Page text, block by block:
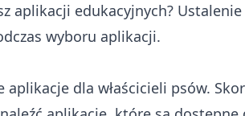
aplikacji edukacyjnych?
wyboru aplikacji.
dla właścicieli psów.